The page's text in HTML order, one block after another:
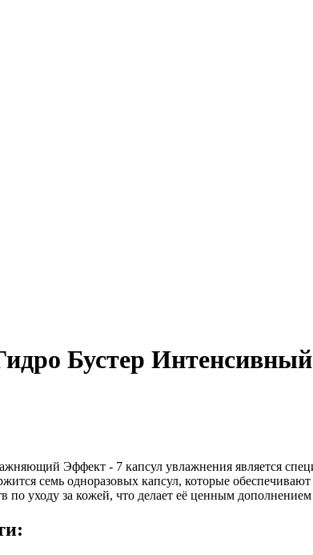
Бустер
Эффект - 7 капсул увлажнения является
семь одноразовых капсул, которые
по уходу за кожей, что делает её ценным